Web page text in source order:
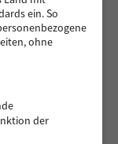
neues Auto
Blu
Kindern
ein. So
ohne
der